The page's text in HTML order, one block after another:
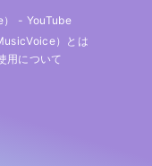
- YouTube
）とは
用について